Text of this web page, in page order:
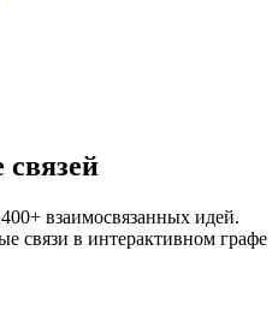
взаимосвязанных идей.
связи в интерактивном графе